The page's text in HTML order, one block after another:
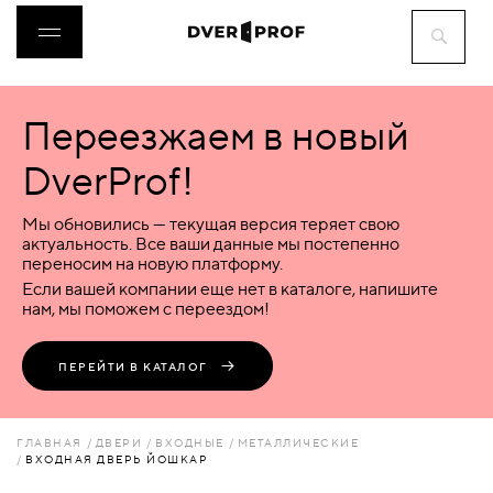
ДВЕРИ
ФУРНИТУРА
ВОРОТА
ПЕРЕГОРОДКИ
Переезжаем в новый
DverProf!
Мы обновились — текущая версия теряет свою
актуальность. Все ваши данные мы постепенно
переносим на новую платформу.
Если вашей компании еще нет в каталоге, напишите
нам, мы поможем с переездом!
ПЕРЕЙТИ В КАТАЛОГ
ГЛАВНАЯ ДВЕРИ ВХОДНЫЕ
МЕТАЛЛИЧЕСКИЕ
ВХОДНАЯ ДВЕРЬ ЙОШКАР